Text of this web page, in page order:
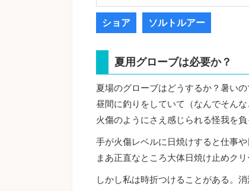
ショア ソルトルアー
夏用グローブは必要か？
夏場のグローブはどうするか？暑い
昼間に釣りをしていて（なんでそん
火傷のようにさえ感じられる怪我を負
手が火傷レベルに日焼けすると仕事
まあ正直なところ大体日焼け止めク
しかし私は時折つけることがある。